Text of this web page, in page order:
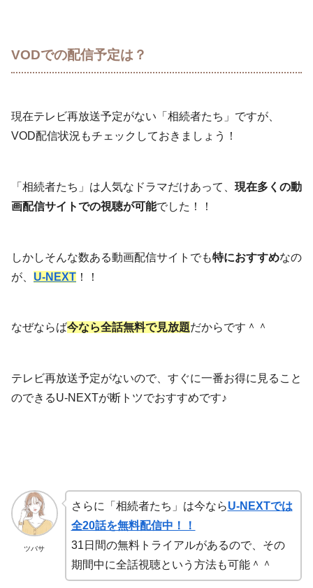
VODでの配信予定は？
現在テレビ再放送予定がない「相続者たち」ですが、
VOD配信状況もチェックしておきましょう！
「相続者たち」は人気なドラマだけあって、 現在多くの動
画配信サイトでの視聴が可能でした！！
しかしそんな数ある動画配信サイトでも特におすすめなの
が、 U-NEXT ！！
なぜならば今なら全話無料で見放題だからです＾＾
テレビ再放送予定がないので、すぐに一番お得に見ること
のできるU-NEXTが断トツでおすすめです♪
ツバサ
さらに「相続者たち」は今ならU-NEXTでは
全20話を無料配信中！！
31日間の無料トライアルがあるので、その
期間中に全話視聴という方法も可能＾＾